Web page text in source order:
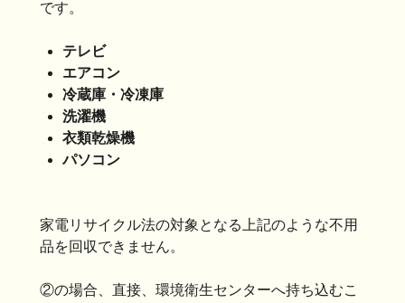
です。
テレビ
エアコン
冷蔵庫・冷凍庫
洗濯機
衣類乾燥機
パソコン
家電リサイクル法の対象となる上記のような不用
品を回収できません。
②の場合、直接、環境衛生センターへ持ち込むこ